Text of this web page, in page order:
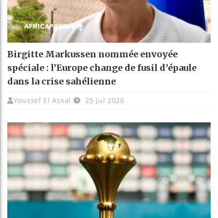
Birgitte Markussen nommée envoyée
spéciale : l’Europe change de fusil d’épaule
dans la crise sahélienne
Youssef El Assal 25 Jul 2026